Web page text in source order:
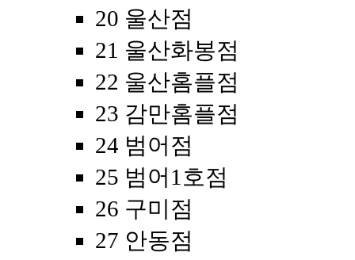
20 울산점
21 울산화봉점
22 울산홈플점
23 감만홈플점
24 범어점
25 범어1호점
26 구미점
27 안동점